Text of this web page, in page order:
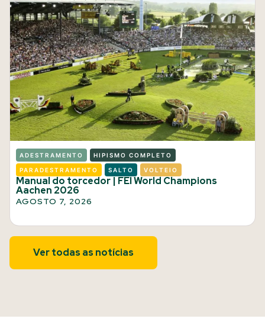
ADESTRAMENTO HIPISMO COMPLETO
PARADESTRAMENTO SALTO VOLTEIO
Manual do torcedor | FEI World Champions
Aachen 2026
AGOSTO 7, 2026
Ver todas as notícias